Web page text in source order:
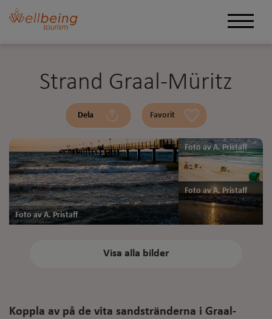
Strand Graal-Müritz
Dela Favorit
Foto av A. Pristaff
Foto av A. Pristaff
Foto av A. Pristaff
Visa alla bilder
Koppla av på de vita sandstränderna i Graal-